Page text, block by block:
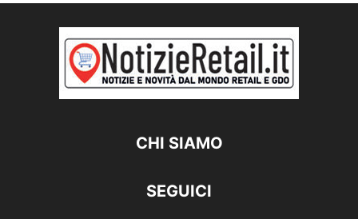
CHI SIAMO
SEGUICI